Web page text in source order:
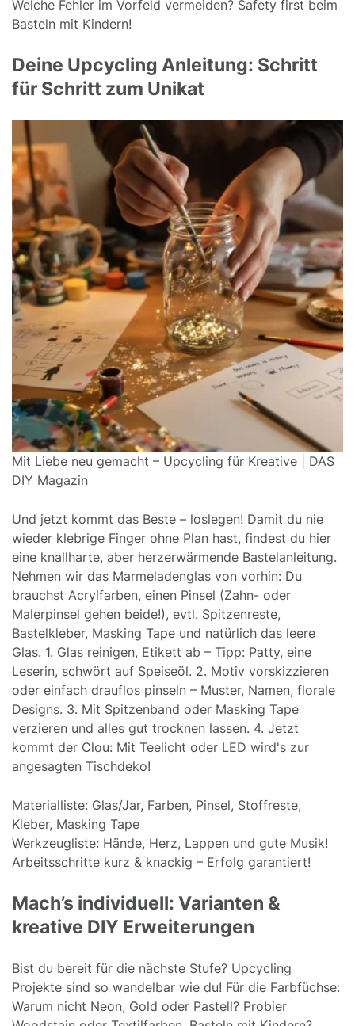
Welche Fehler im Vorfeld vermeiden? Safety first beim
Basteln mit Kindern!
Deine Upcycling Anleitung: Schritt
für Schritt zum Unikat
Mit Liebe neu gemacht – Upcycling für Kreative | DAS
DIY Magazin
Und jetzt kommt das Beste – loslegen! Damit du nie
wieder klebrige Finger ohne Plan hast, findest du hier
eine knallharte, aber herzerwärmende Bastelanleitung.
Nehmen wir das Marmeladenglas von vorhin: Du
brauchst Acrylfarben, einen Pinsel (Zahn- oder
Malerpinsel gehen beide!), evtl. Spitzenreste,
Bastelkleber, Masking Tape und natürlich das leere
Glas. 1. Glas reinigen, Etikett ab – Tipp: Patty, eine
Leserin, schwört auf Speiseöl. 2. Motiv vorskizzieren
oder einfach drauflos pinseln – Muster, Namen, florale
Designs. 3. Mit Spitzenband oder Masking Tape
verzieren und alles gut trocknen lassen. 4. Jetzt
kommt der Clou: Mit Teelicht oder LED wird's zur
angesagten Tischdeko!
Materialliste: Glas/Jar, Farben, Pinsel, Stoffreste,
Kleber, Masking Tape
Werkzeugliste: Hände, Herz, Lappen und gute Musik!
Arbeitsschritte kurz & knackig – Erfolg garantiert!
Mach’s individuell: Varianten &
kreative DIY Erweiterungen
Bist du bereit für die nächste Stufe? Upcycling
Projekte sind so wandelbar wie du! Für die Farbfüchse:
Warum nicht Neon, Gold oder Pastell? Probier